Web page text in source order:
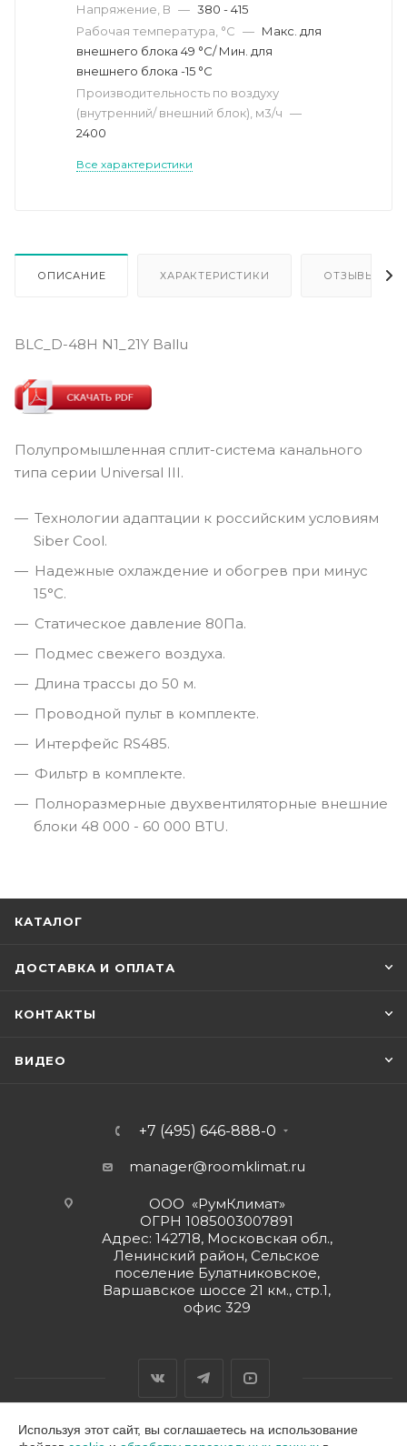
Напряжение, В — 380 - 415
Рабочая температура, °С — Макс. для
внешнего блока 49 °С/ Мин. для
внешнего блока -15 °С
Производительность по воздуху
(внутренний/ внешний блок), м3/ч —
2400
Все характеристики
ОПИСАНИЕ ХАРАКТЕРИСТИКИ ОТЗЫВЫ
BLC_D-48H N1_21Y Ballu
Полупромышленная сплит-система канального
типа серии Universal III.
Технологии адаптации к российским условиям
Siber Cool.
Надежные охлаждение и обогрев при минус
15°С.
Статическое давление 80Па.
Подмес свежего воздуха.
Длина трассы до 50 м.
Проводной пульт в комплекте.
Интерфейс RS485.
Фильтр в комплекте.
Полноразмерные двухвентиляторные внешние
блоки 48 000 - 60 000 BTU.
КАТАЛОГ
ДОСТАВКА И ОПЛАТА
КОНТАКТЫ
ВИДЕО
+7 (495) 646-888-0
manager@roomklimat.ru
ООО «РумКлимат»
ОГРН 1085003007891
Адрес: 142718, Московская обл.,
Ленинский район, Сельское
поселение Булатниковское,
Варшавское шоссе 21 км., стр.1,
офис 329
Используя этот сайт, вы соглашаетесь на использование